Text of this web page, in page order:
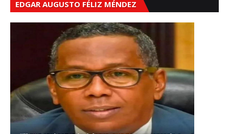
EDGAR AUGUSTO FÉLIZ MÉNDEZ